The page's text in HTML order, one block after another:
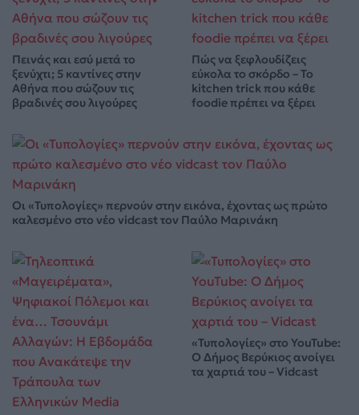
Πεινάς και εσύ μετά το
ξενύχτι; 5 καντίνες στην
Αθήνα που σώζουν τις
βραδινές σου λιγούρες
Πώς να ξεφλουδίζεις
εύκολα το σκόρδο – Το
kitchen trick που κάθε
foodie πρέπει να ξέρει
Οι «Τυπολογίες» περνούν στην εικόνα, έχοντας ως πρώτο
καλεσμένο στο νέο vidcast τον Παύλο Μαρινάκη
«Τυπολογίες» στο YouTube:
Ο Δήμος Βερύκιος ανοίγει
τα χαρτιά του – Vidcast